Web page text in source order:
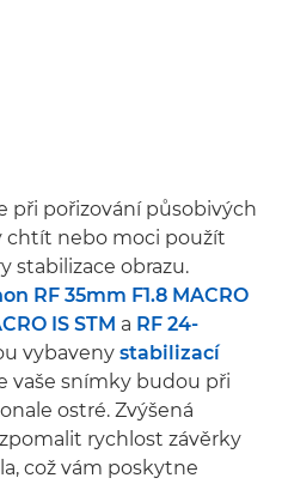
při pořizování působivých
nebo moci použít
stabilizace obrazu.
RF 35mm F1.8 MACRO
IS STM a RF 24-
vybaveny stabilizací
vaše snímky budou při
ostré. Zvýšená
rychlost závěrky
což vám poskytne